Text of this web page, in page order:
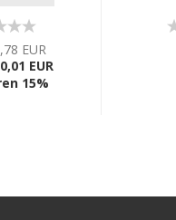
EUR
EUR
15%